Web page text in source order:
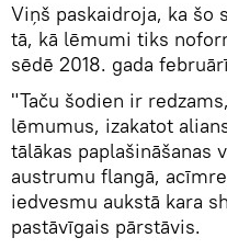
Viņš paskaidroja, ka šo
tā, kā lēmumi tiks
sēdē 2018. gada
"Taču šodien ir
lēmumus, izakatot
tālākas paplašināšanas
austrumu flangā,
iedvesmu aukstā kara
pastāvīgais pārstāvis.